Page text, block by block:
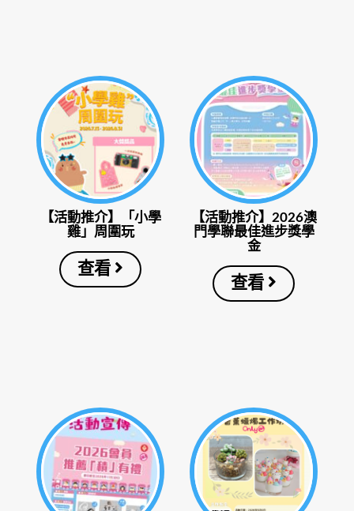
【活動推介】「小學
雞」周圍玩
查看
【活動推介】2026澳
門學聯最佳進步獎學
金
查看